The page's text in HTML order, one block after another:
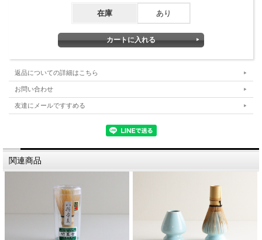
普段から抹茶を飲み慣れていない方にもおすすめです。迷った時
には、まずは『日々の白』からお試しください。
在庫 あり
返品についての詳細はこちら
お問い合わせ
友達にメールですすめる
関連商品